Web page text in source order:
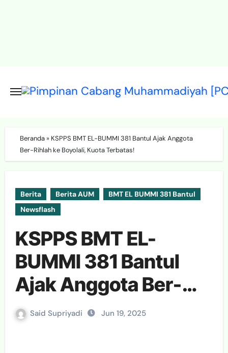
Beranda » KSPPS BMT EL-BUMMI 381 Bantul Ajak Anggota
Ber-Rihlah ke Boyolali, Kuota Terbatas!
Berita Berita AUM
BMT EL BUMMI 381 Bantul
Newsflash
KSPPS BMT EL-
BUMMI 381 Bantul
Ajak Anggota Ber-
Rihlah ke Boyolali,
Said Supriyadi Jun 19, 2025